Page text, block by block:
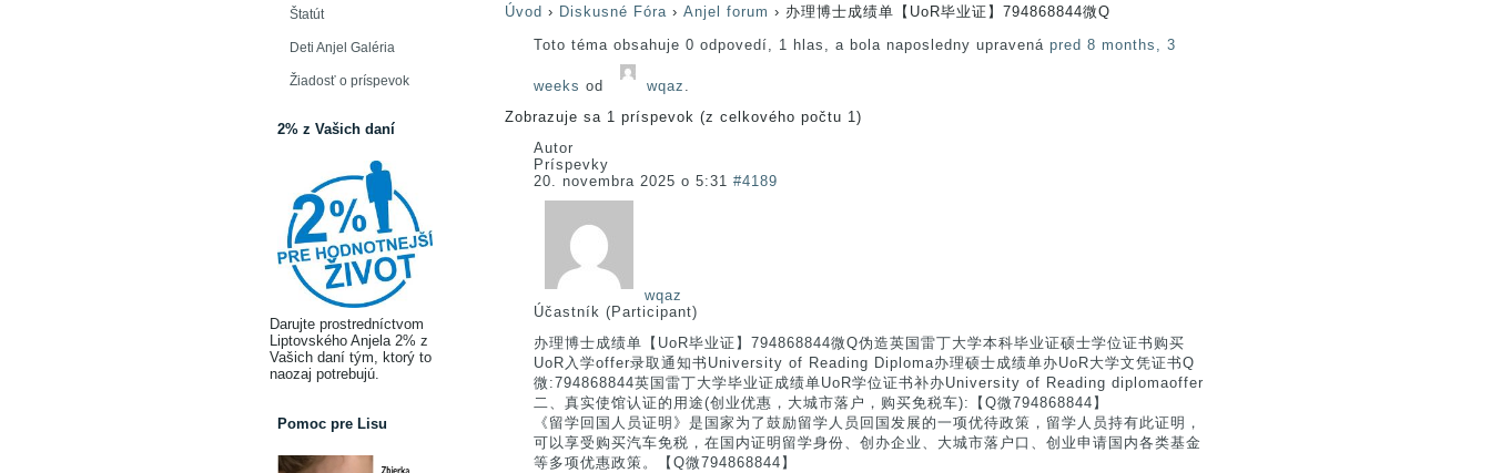
Štatút
Deti Anjel Galéria
Žiadosť o príspevok
2% z Vašich daní
Darujte prostredníctvom
Liptovského Anjela 2% z
Vašich daní tým, ktorý to
naozaj potrebujú.
Pomoc pre Lisu
Úvod › Diskusné Fóra › Anjel forum › 办理博士成绩单【UoR毕业证】794868844微Q
Toto téma obsahuje 0 odpovedí, 1 hlas, a bola naposledny upravená pred 8 months, 3
weeks od wqaz .
Zobrazuje sa 1 príspevok (z celkového počtu 1)
Autor
Príspevky
20. novembra 2025 o 5:31 #4189
wqaz
Účastník (Participant)
办理博士成绩单【UoR毕业证】794868844微Q伪造英国雷丁大学本科毕业证硕士学位证书购买
UoR入学offer录取通知书University of Reading Diploma办理硕士成绩单办UoR大学文凭证书Q
微:794868844英国雷丁大学毕业证成绩单UoR学位证书补办University of Reading diplomaoffer
二、真实使馆认证的用途(创业优惠，大城市落户，购买免税车):【Q微794868844】
《留学回国人员证明》是国家为了鼓励留学人员回国发展的一项优待政策，留学人员持有此证明，
可以享受购买汽车免税，在国内证明留学身份、创办企业、大城市落户口、创业申请国内各类基金
等多项优惠政策。【Q微794868844】